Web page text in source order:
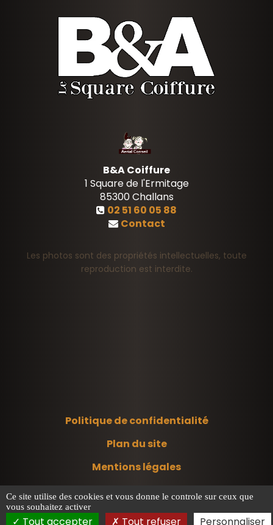
B&A Coiffure
1 Square de l'Ermitage
85300Challans
02 51 60 05 88
Contact
Les photos sont des propriétés intellectuelles, toute
reproduction est interdite.
Politique de confidentialité
Plan du site
Mentions légales
Ce site utilise des cookies et vous donne le controle sur ceux que
vous souhaitez activer
Tout accepter Tout refuser Personnaliser